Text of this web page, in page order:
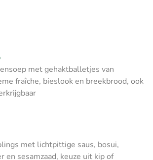
met gehaktballetjes van
fraîche, bieslook en breekbrood, ook
met lichtpittige saus, bosui,
en sesamzaad, keuze uit kip of